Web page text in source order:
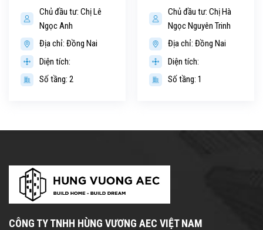
Chủ đầu tư: Chị Lê
Ngọc Anh
Địa chỉ: Đồng Nai
Diện tích:
Số tầng: 2
Chủ đầu tư: Chị Hà
Ngọc Nguyên Trinh
Địa chỉ: Đồng Nai
Diện tích:
Số tầng: 1
CÔNG TY TNHH HÙNG VƯƠNG AEC VIỆT NAM